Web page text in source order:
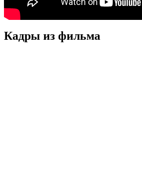
Кадры из фильмa